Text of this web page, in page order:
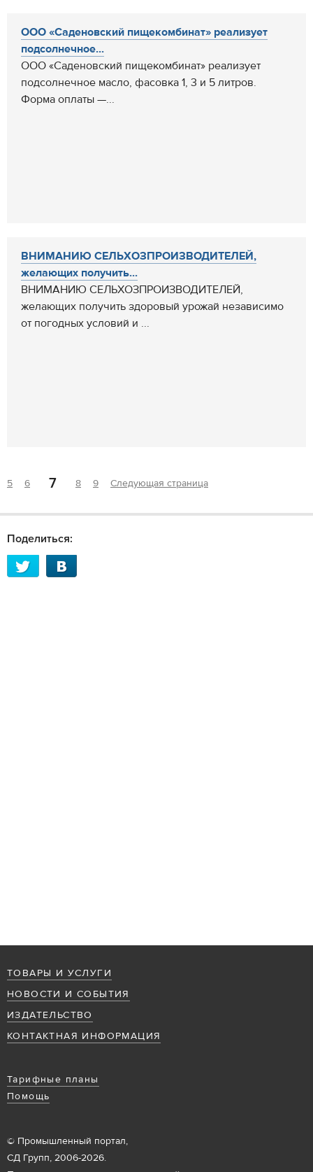
ООО «Саденовский пищекомбинат» реализует
подсолнечное...
ООО «Саденовский пищекомбинат» реализует
подсолнечное масло, фасовка 1, 3 и 5 литров.
Форма оплаты —...
ВНИМАНИЮ СЕЛЬХОЗПРОИЗВОДИТЕЛЕЙ,
желающих получить...
ВНИМАНИЮ СЕЛЬХОЗПРОИЗВОДИТЕЛЕЙ,
желающих получить здоровый урожай независимо
от погодных условий и ...
5 6 7 8 9 Следующая страница
Поделиться:
ТОВАРЫ И УСЛУГИ
НОВОСТИ И СОБЫТИЯ
ИЗДАТЕЛЬСТВО
КОНТАКТНАЯ ИНФОРМАЦИЯ
Тарифные планы
Помощь
© Промышленный портал,
СД Групп, 2006-2026.